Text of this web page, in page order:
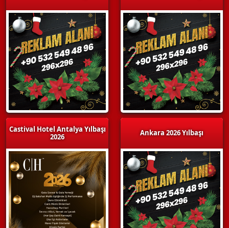
Castival Hotel Antalya Yılbaşı
2026
Ankara 2026 Yılbaşı